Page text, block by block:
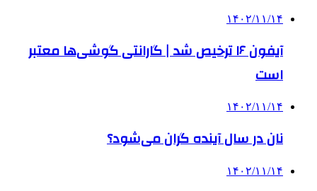
۱۴۰۲/۱۱/۱۴
آیفون ۱۶ ترخیص شد | گارانتی گوشی‌ها معتبر
است
۱۴۰۲/۱۱/۱۴
نان در سال آینده گران می‌شود؟
۱۴۰۲/۱۱/۱۴